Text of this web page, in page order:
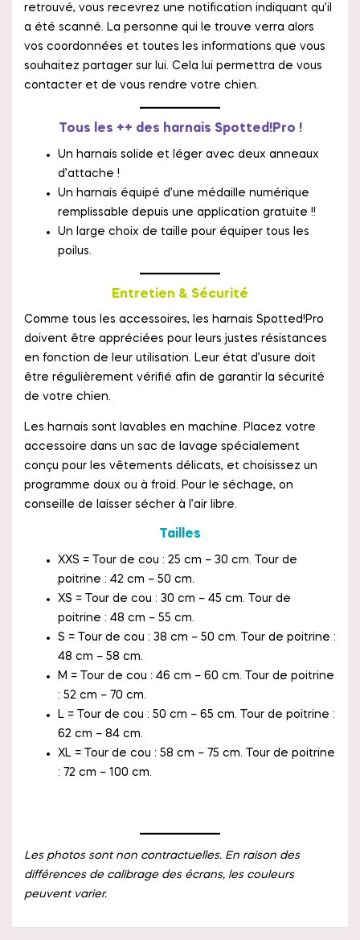
retrouvé, vous recevrez une notification indiquant qu’il
a été scanné. La personne qui le trouve verra alors
vos coordonnées et toutes les informations que vous
souhaitez partager sur lui. Cela lui permettra de vous
contacter et de vous rendre votre chien.
Tous les ++ des harnais Spotted!Pro !
Un harnais solide et léger avec deux anneaux
d’attache !
Un harnais équipé d’une médaille numérique
remplissable depuis une application gratuite !!
Un large choix de taille pour équiper tous les
poilus.
Entretien & Sécurité
Comme tous les accessoires, les harnais Spotted!Pro
doivent être appréciées pour leurs justes résistances
en fonction de leur utilisation. Leur état d’usure doit
être régulièrement vérifié afin de garantir la sécurité
de votre chien.
Les harnais sont lavables en machine. Placez votre
accessoire dans un sac de lavage spécialement
conçu pour les vêtements délicats, et choisissez un
programme doux ou à froid. Pour le séchage, on
conseille de laisser sécher à l’air libre.
Tailles
XXS = Tour de cou : 25 cm – 30 cm. Tour de
poitrine : 42 cm – 50 cm.
XS = Tour de cou : 30 cm – 45 cm. Tour de
poitrine : 48 cm – 55 cm.
S = Tour de cou : 38 cm – 50 cm. Tour de poitrine :
48 cm – 58 cm.
M = Tour de cou : 46 cm – 60 cm. Tour de poitrine
: 52 cm – 70 cm.
L = Tour de cou : 50 cm – 65 cm. Tour de poitrine :
62 cm – 84 cm.
XL = Tour de cou : 58 cm – 75 cm. Tour de poitrine
: 72 cm – 100 cm.
Les photos sont non contractuelles. En raison des
différences de calibrage des écrans, les couleurs
peuvent varier.